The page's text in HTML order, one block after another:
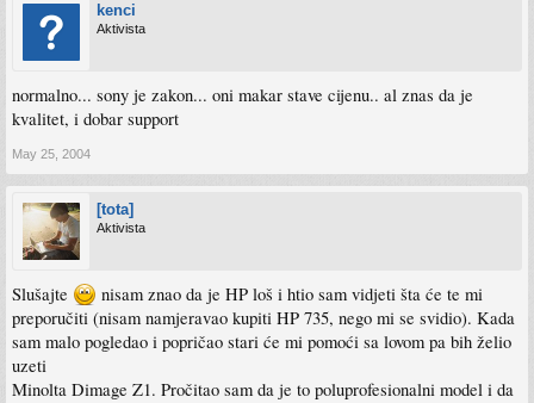
kenci
Aktivista
normalno... sony je zakon... oni makar stave cijenu.. al znas da je
kvalitet, i dobar support
May 25, 2004
[tota]
Aktivista
Slušajte
nisam znao da je HP loš i htio sam vidjeti šta će te mi
preporučiti (nisam namjeravao kupiti HP 735, nego mi se svidio). Kada
sam malo pogledao i popričao stari će mi pomoći sa lovom pa bih želio
uzeti
Minolta Dimage Z1. Pročitao sam da je to poluprofesionalni model i da